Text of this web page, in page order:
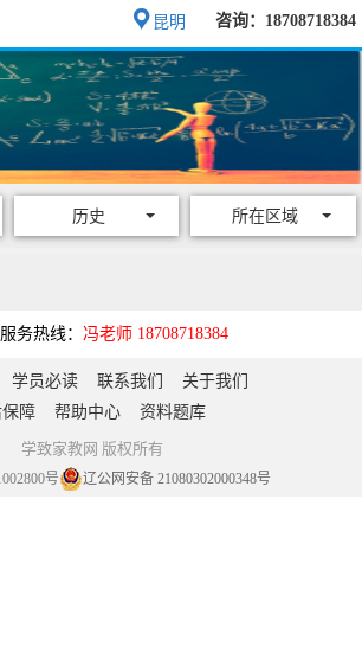
咨询：18708718384
昆明
历史 所在区域
务热线： 冯老师 18708718384
学员必读 联系我们
关于我们
障
帮助中心 资料题库
学致家教网 版权所有
号 辽公网安备 21080302000348号